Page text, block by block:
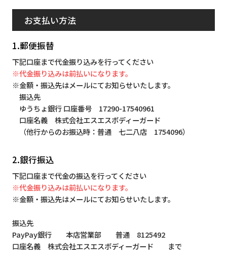
お支払い方法
1.郵便振替
下記口座まで代金振り込みを行ってください
※代金振り込みは前払いになります。
※金額・振込先はメールにてお知らせいたします。
振込先
ゆうちょ銀行 口座番号 17290-17540961
口座名義 株式会社エスエスボディーガード
（他行からのお振込時：普通 七二八店 1754096）
2.銀行振込
下記口座まで代金の振込を行ってください
※代金振り込みは前払いになります。
※金額・振込先はメールにてお知らせいたします。
振込先
PayPay銀行 本店営業部 普通 8125492
口座名義 株式会社エスエスボディーガード まで